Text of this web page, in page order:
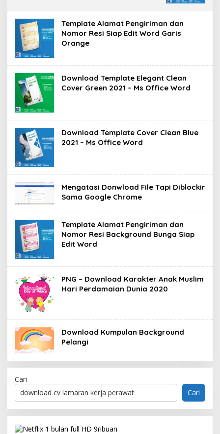
Template Alamat Pengiriman dan
Nomor Resi Siap Edit Word Garis
Orange
Download Template Elegant Clean
Cover Green 2021 – Ms Office Word
Download Template Cover Clean Blue
2021 – Ms Office Word
Mengatasi Donwload File Tapi Diblockir
Sama Google Chrome
Template Alamat Pengiriman dan
Nomor Resi Background Bunga Siap
Edit Word
PNG – Download Karakter Anak Muslim
Hari Perdamaian Dunia 2020
Download Kumpulan Background
Pelangi
Cari
Cari